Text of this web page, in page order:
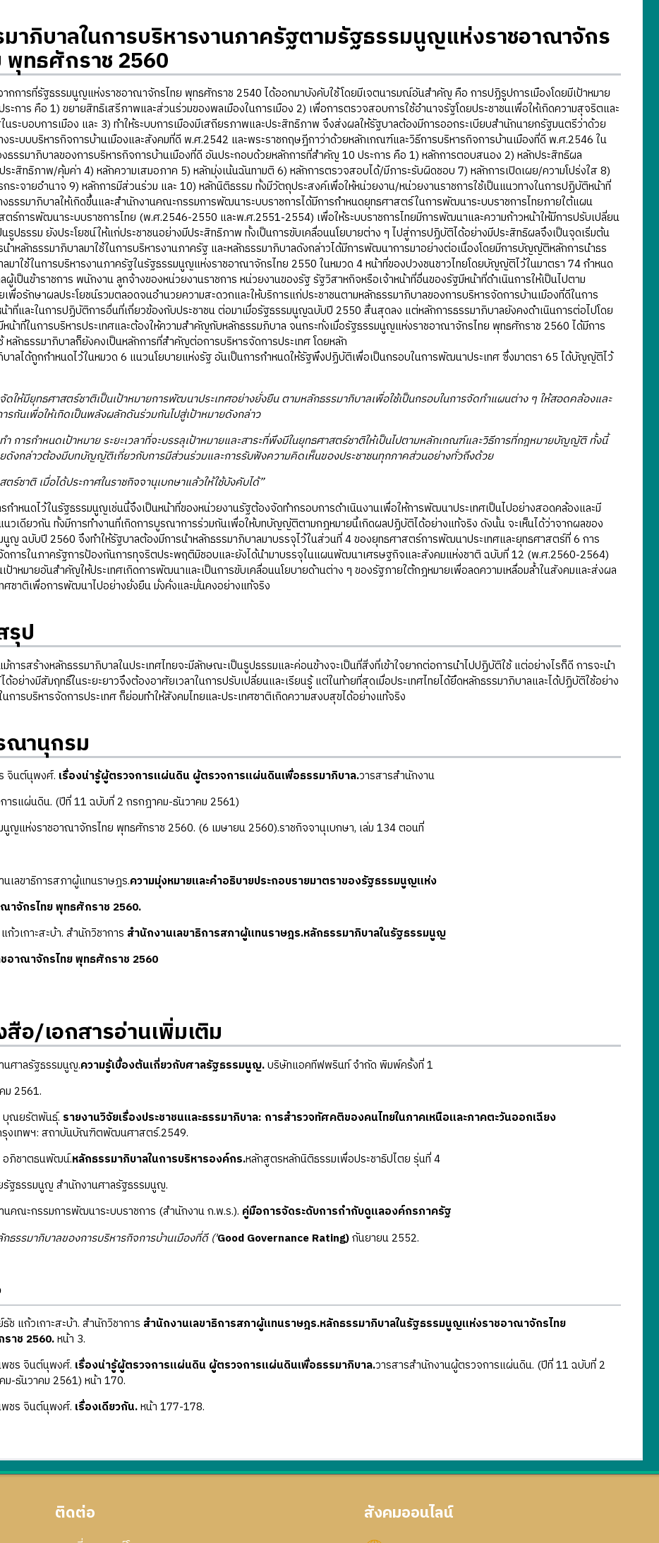
มาภิบาลในการบริหารงานภาครัฐตามรัฐธรรมนูญแห่งราชอาณาจักร
พุทธศักราช 2560
รที่รัฐธรรมนูญแห่งราชอาณาจักรไทย พุทธศักราช 2540 ได้ออกมาบังคับใช้โดยมีเจตนารมณ์อันสำคัญ คือ การปฏิรูปการเมืองโดยมีเป้าหมาย
ะการ คือ 1) ขยายสิทธิเสรีภาพและส่วนร่วมของพลเมืองในการเมือง 2) เพื่อการตรวจสอบการใช้อำนาจรัฐโดยประชาชนเพื่อให้เกิดความสุจริตและ
นระบอบการเมือง และ 3) ทำให้ระบบการเมืองมีเสถียรภาพและประสิทธิภาพ จึงส่งผลให้รัฐบาลต้องมีการออกระเบียบสำนักนายกรัฐมนตรีว่าด้วย
งระบบบริหารกิจการบ้านเมืองและสังคมที่ดี พ.ศ.2542 และพระราชกฤษฎีกาว่าด้วยหลักเกณฑ์และวิธีการบริหารกิจการบ้านเมืองที่ดี พ.ศ.2546 ใน
งธรรมาภิบาลของการบริหารกิจการบ้านเมืองที่ดี อันประกอบด้วยหลักการที่สำคัญ 10 ประการ คือ 1) หลักการตอบสนอง 2) หลักประสิทธิผล
ระสิทธิภาพ/คุ้มค่า 4) หลักความเสมอภาค 5) หลักมุ่งเน้นฉันทามติ 6) หลักการตรวจสอบได้/มีภาระรับผิดชอบ 7) หลักการเปิดเผย/ความโปร่งใส 8)
กระจายอำนาจ 9) หลักการมีส่วนร่วม และ 10) หลักนิติธรรม ทั้งมีวัตถุประสงค์เพื่อให้หน่วยงาน/หน่วยงานราชการใช้เป็นแนวทางในการปฏิบัติหน้าที่
งธรรมาภิบาลให้เกิดขึ้นและสำนักงานคณะกรรมการพัฒนาระบบราชการได้มีการกำหนดยุทธศาสตร์ในการพัฒนาระบบราชการไทยภายใต้แผน
ตร์การพัฒนาระบบราชการไทย (พ.ศ.2546-2550 และพ.ศ.2551-2554) เพื่อให้ระบบราชการไทยมีการพัฒนาและความก้าวหน้าให้มีการปรับเปลี่ยน
รูปธรรม ยังประโยชน์ให้แก่ประชาชนอย่างมีประสิทธิภาพ ทั้งเป็นการขับเคลื่อนนโยบายต่าง ๆ ไปสู่การปฏิบัติได้อย่างมีประสิทธิผลจึงเป็นจุดเริ่มต้น
นำหลักธรรมาภิบาลมาใช้ในการบริหารงานภาครัฐ และหลักธรรมาภิบาลดังกล่าวได้มีการพัฒนาการมาอย่างต่อเนื่องโดยมีการบัญญัติหลักการนำธร
ลมาใช้ในการบริหารงานภาครัฐในรัฐธรรมนูญแห่งราชอาณาจักรไทย 2550 ในหมวด 4 หน้าที่ของปวงชนชาวไทยโดยบัญญัติไว้ในมาตรา 74 กำหนด
ผู้เป็นข้าราชการ พนักงาน ลูกจ้างของหน่วยงานราชการ หน่วยงานของรัฐ รัฐวิสาหกิจหรือเจ้าหน้าที่อื่นของรัฐมีหน้าที่ดำเนินการให้เป็นไปตาม
พื่อรักษาผลประโยชน์รวมตลอดจนอำนวยความสะดวกและให้บริการแก่ประชาชนตามหลักธรรมาภิบาลของการบริหารจัดการบ้านเมืองที่ดีในการ
าที่และในการปฏิบัติการอื่นที่เกี่ยวข้องกับประชาชน ต่อมาเมื่อรัฐธรรมนูญฉบับปี 2550 สิ้นสุดลง แต่หลักการธรรมาภิบาลยังคงดำเนินการต่อไปโดย
หน้าที่ในการบริหารประเทศและต้องให้ความสำคัญกับหลักธรรมภิบาล จนกระทั่งเมื่อรัฐธรรมนูญแห่งราชอาณาจักรไทย พุทธศักราช 2560 ได้มีการ
หลักธรรมาภิบาลก็ยังคงเป็นหลักการที่สำคัญต่อการบริหารจัดการประเทศ โดยหลัก
บาลได้ถูกกำหนดไว้ในหมวด 6 แนวนโยบายแห่งรัฐ อันเป็นการกำหนดให้รัฐพึงปฏิบัติเพื่อเป็นกรอบในการพัฒนาประเทศ ซึ่งมาตรา 65 ได้บัญญัติไว้
ดให้มียุทธศาสตร์ชาติเป็นเป้าหมายการพัฒนาประเทศอย่างยั่งยืน ตามหลักธรรมาภิบาลเพื่อใช้เป็นกรอบในการจัดทำแผนต่าง ๆ ให้สอดคล้องและ
รกันเพื่อให้เกิดเป็นพลังผลักดันร่วมกันไปสู่เป้าหมายดังกล่าว
ำ การกำหนดเป้าหมาย ระยะเวลาที่จะบรรลุเป้าหมายและสาระที่พึงมีในยุทธศาสตร์ชาติให้เป็นไปตามหลักเกณฑ์และวิธีการที่กฎหมายบัญญัติ ทั้งนี้
ดังกล่าวต้องมีบทบัญญัติเกี่ยวกับการมีส่วนร่วมและการรับฟังความคิดเห็นของประชาชนทุกภาคส่วนอย่างทั่วถึงด้วย
ตร์ชาติ เมื่อได้ประกาศในราชกิจจานุเบกษาแล้วให้ใช้บังคับได้”
รกำหนดไว้ในรัฐธรรมนูญเช่นนี้จึงเป็นหน้าที่ของหน่วยงานรัฐต้องจัดทำกรอบการดำเนินงานเพื่อให้การพัฒนาประเทศเป็นไปอย่างสอดคล้องและมี
นวเดียวกัน ทั้งมีการทำงานที่เกิดการบูรณาการร่วมกันเพื่อให้บทบัญญัติตามกฎหมายนี้เกิดผลปฏิบัติได้อย่างแท้จริง ดังนั้น จะเห็นได้ว่าจากผลของ
นูญ ฉบับปี 2560 จึงทำให้รัฐบาลต้องมีการนำหลักธรรมาภิบาลมาบรรจุไว้ในส่วนที่ 4 ของยุทธศาสตร์การพัฒนาประเทศและยุทธศาสตร์ที่ 6 การ
ดการในภาครัฐการป้องกันการทุจริตประพฤติมิชอบและยังได้นำมาบรรจุในแผนพัฒนาเศรษฐกิจและสังคมแห่งชาติ ฉบับที่ 12 (พ.ศ.2560-2564)
เป้าหมายอันสำคัญให้ประเทศเกิดการพัฒนาและเป็นการขับเคลื่อนนโยบายด้านต่าง ๆ ของรัฐภายใต้กฎหมายเพื่อลดความเหลื่อมล้ำในสังคมและส่งผล
ทศชาติเพื่อการพัฒนาไปอย่างยั่งยืน มั่งคั่งและมั่นคงอย่างแท้จริง
รุป
สร้างหลักธรรมาภิบาลในประเทศไทยจะมีลักษณะเป็นรูปธรรมและค่อนข้างจะเป็นที่สิ่งที่เข้าใจยากต่อการนำไปปฏิบัติใช้ แต่อย่างไรก็ดี การจะนำ
ด้อย่างมีสัมฤทธิ์ในระยะยาวจึงต้องอาศัยเวลาในการปรับเปลี่ยนและเรียนรู้ แต่ในท้ายที่สุดเมื่อประเทศไทยได้ยึดหลักธรรมาภิบาลและได้ปฏิบัติใช้อย่าง
นการบริหารจัดการประเทศ ก็ย่อมทำให้สังคมไทยและประเทศชาติเกิดความสงบสุขได้อย่างแท้จริง
ณานุกรม
จินต์นุพงศ์. เรื่องน่ารู้ผู้ตรวจการแผ่นดิน ผู้ตรวจการแผ่นดินเพื่อธรรมาภิบาล.วารสารสำนักงาน
ารแผ่นดิน. (ปีที่ 11 ฉบับที่ 2 กรกฎาคม-ธันวาคม 2561)
นูญแห่งราชอาณาจักรไทย พุทธศักราช 2560. (6 เมษายน 2560).ราชกิจจานุเบกษา, เล่ม 134 ตอนที่
นเลขาธิการสภาผู้แทนราษฎร.ความมุ่งหมายและคำอธิบายประกอบรายมาตราของรัฐธรรมนูญแห่ง
าจักรไทย พุทธศักราช 2560.
ก้วเกาะสะบ้า. สำนักวิชาการ สำนักงานเลขาธิการสภาผู้แทนราษฎร.หลักธรรมาภิบาลในรัฐธรรมนูญ
อาณาจักรไทย พุทธศักราช 2560
อ/เอกสารอ่านเพิ่มเติม
นศาลรัฐธรรมนูญ.ความรู้เบื้องต้นเกี่ยวกับศาลรัฐธรรมนูญ.บริษัทแอคทีฟพรินท์ จำกัด พิมพ์ครั้งที่ 1
ม 2561.
บุณยรัตพันธุ์.รายงานวิจัยเรื่องประชาชนและธรรมาภิบาล: การสำรวจทัศคติของคนไทยในภาคเหนือและภาคตะวันออกเฉียง
งเทพฯ: สถาบันบัณฑิตพัฒนศาสตร์.2549.
อภิชาตธนพัฒน์.หลักธรรมาภิบาลในการบริหารองค์กร.หลักสูตรหลักนิติธรรมเพื่อประชาธิปไตย รุ่นที่ 4
รัฐธรรมนูญ สำนักงานศาลรัฐธรรมนูญ.
นคณะกรรมการพัฒนาระบบราชการ (สำนักงาน ก.พ.ร.). คู่มือการจัดระดับการกำกับดูแลองค์กรภาครัฐ
ธรรมาภิบาลของการบริหารกิจการบ้านเมืองที่ดี ('Good Governance Rating)กันยายน 2552.
ช แก้วเกาะสะบ้า. สำนักวิชาการ สำนักงานเลขาธิการสภาผู้แทนราษฎร.หลักธรรมาภิบาลในรัฐธรรมนูญแห่งราชอาณาจักรไทย
าช 2560.หน้า 3.
พชร จินต์นุพงศ์. เรื่องน่ารู้ผู้ตรวจการแผ่นดิน ผู้ตรวจการแผ่นดินเพื่อธรรมาภิบาล.วารสารสำนักงานผู้ตรวจการแผ่นดิน. (ปีที่ 11 ฉบับที่ 2
ม-ธันวาคม 2561) หน้า 170.
พชร จินต์นุพงศ์. เรื่องเดียวกัน.หน้า 177-178.
ติดต่อ สังคมออนไลน์